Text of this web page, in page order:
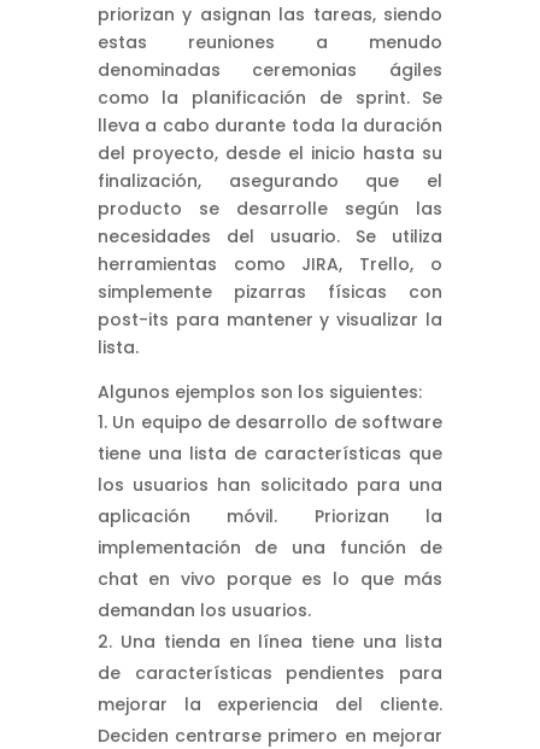
priorizan y asignan las tareas, siendo
estas reuniones a menudo
denominadas ceremonias ágiles
como la planificación de sprint. Se
lleva a cabo durante toda la duración
del proyecto, desde el inicio hasta su
finalización, asegurando que el
producto se desarrolle según las
necesidades del usuario. Se utiliza
herramientas como JIRA, Trello, o
simplemente pizarras físicas con
post-its para mantener y visualizar la
lista.
Algunos ejemplos son los siguientes:
Un equipo de desarrollo de software
tiene una lista de características que
los usuarios han solicitado para una
aplicación móvil. Priorizan la
implementación de una función de
chat en vivo porque es lo que más
demandan los usuarios.
Una tienda en línea tiene una lista
de características pendientes para
mejorar la experiencia del cliente.
Deciden centrarse primero en mejorar